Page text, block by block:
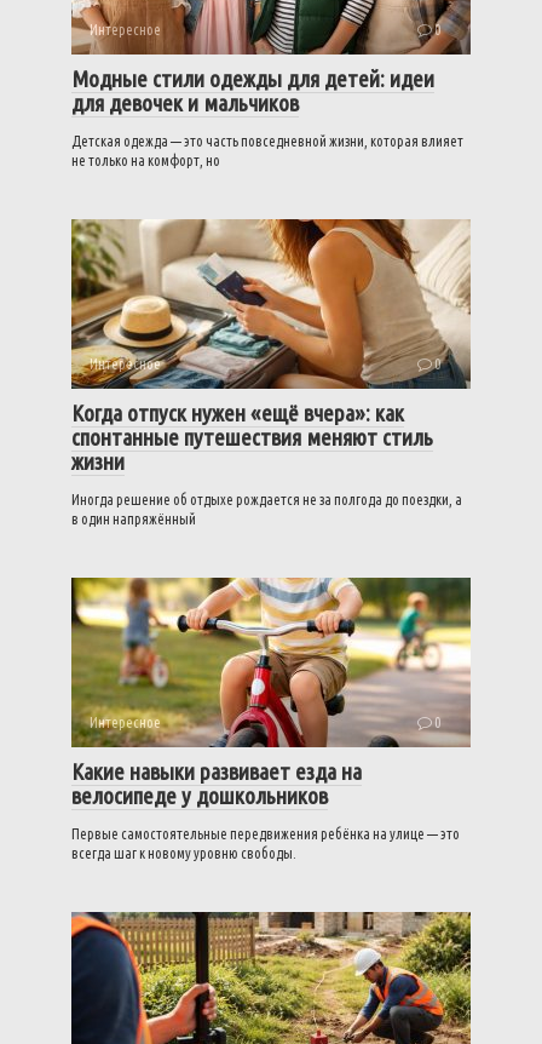
Интересное 0
Модные стили одежды для детей: идеи
для девочек и мальчиков
Детская одежда — это часть повседневной жизни, которая влияет
не только на комфорт, но
Интересное 0
Когда отпуск нужен «ещё вчера»: как
спонтанные путешествия меняют стиль
жизни
Иногда решение об отдыхе рождается не за полгода до поездки, а
в один напряжённый
Интересное 0
Какие навыки развивает езда на
велосипеде у дошкольников
Первые самостоятельные передвижения ребёнка на улице — это
всегда шаг к новому уровню свободы.